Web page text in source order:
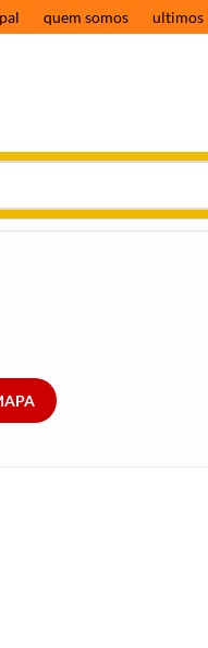
quem somos ultimos